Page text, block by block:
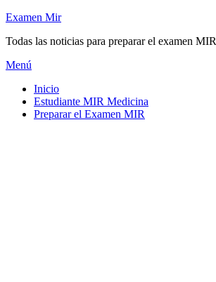
Saltar
contenido
Examen Mir
Todas las noticias para preparar el examen MIR
Menú
Inicio
Estudiante MIR Medicina
Preparar el Examen MIR